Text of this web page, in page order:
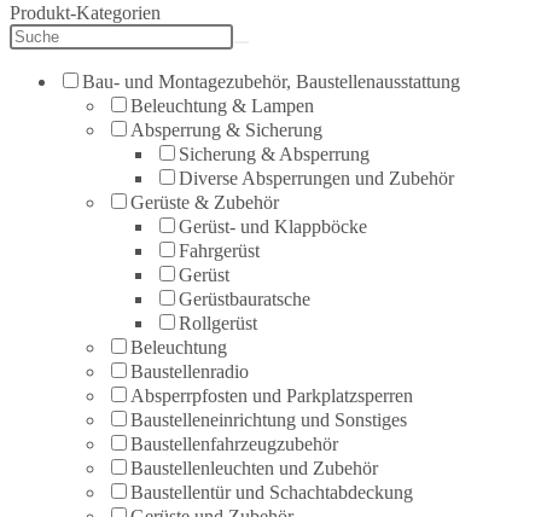
Produkt-Kategorien
Bau- und Montagezubehör, Baustellenausstattung
Beleuchtung & Lampen
Absperrung & Sicherung
Sicherung & Absperrung
Diverse Absperrungen und Zubehör
Gerüste & Zubehör
Gerüst- und Klappböcke
Fahrgerüst
Gerüst
Gerüstbauratsche
Rollgerüst
Beleuchtung
Baustellenradio
Absperrpfosten und Parkplatzsperren
Baustelleneinrichtung und Sonstiges
Baustellenfahrzeugzubehör
Baustellenleuchten und Zubehör
Baustellentür und Schachtabdeckung